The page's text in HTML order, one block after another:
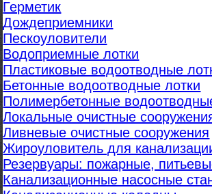
Герметик
Дождеприемники
Пескоуловители
Водоприемные лотки
Пластиковые водоотводные
Бетонные водоотводные лотки
Полимербетонные
Локальные очистные
Ливневые очистные сооружения
Жироуловитель для
Резервуары: пожарные,
Канализационные насосные